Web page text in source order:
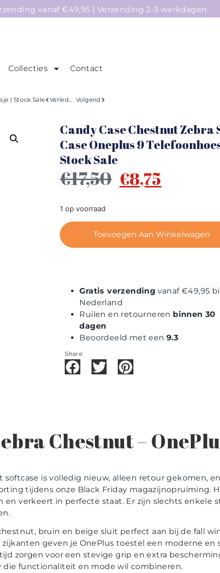
vanaf €49,95 | Verzending 2-3 werkdagen
Collecties Contact
| Stock Sale Verleden Volgend
Candy Case Chestnut Zebra
Case Oneplus 9
Stock Sale
€17,50 €8,75
1 op voorraad
Toevoegen Aan Winkelwagen
Gratis verzending vanaf €49,95
Nederland
Ruilen en retourneren binnen 30
dagen
Beoordeeld met een9.3
Share
Chestnut –
softcase is volledig nieuw, alleen retour gekomen,
tijdens onze Black Friday magazijnopruiming.
en verkeert in perfecte staat. Er zijn slechts enkele
bruin en beige sluit perfect aan bij de fall
zijkanten geven je OnePlus toestel een moderne en
zorgen voor een stevige grip en extra
die functionaliteit en mode wil combineren.